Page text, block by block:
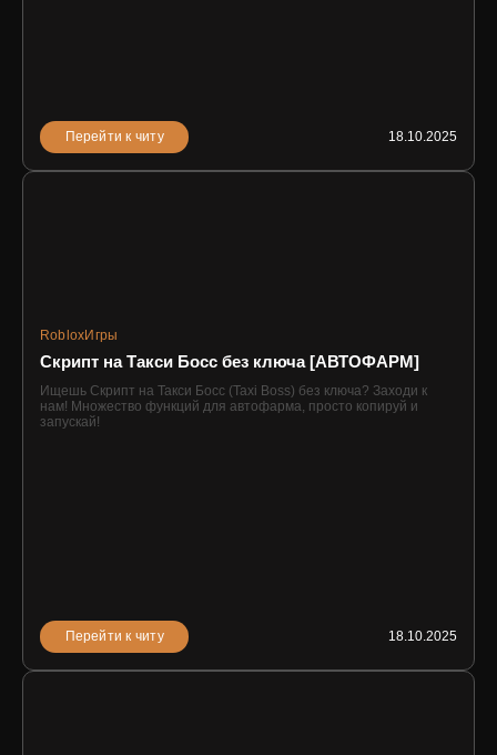
Перейти к читу 18.10.2025
RobloxИгры
Скрипт на Такси Босс без ключа [АВТОФАРМ]
Ищешь Скрипт на Такси Босс (Taxi Boss) без ключа? Заходи к
нам! Множество функций для автофарма, просто копируй и
запускай!
Перейти к читу 18.10.2025